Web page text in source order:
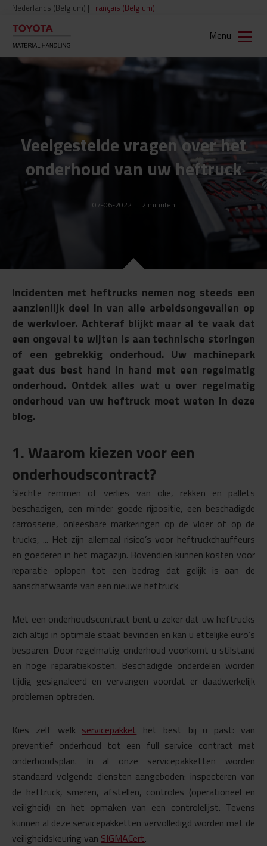
Nederlands (Belgium) | Français (Belgium)
Menu
Veelgestelde vragen over het
onderhoud van uw heftruck
07-06-2022 | 2 minuten
Incidenten met heftrucks nemen nog steeds een
aanzienlijk deel in van alle arbeidsongevallen op
de werkvloer. Achteraf blijkt maar al te vaak dat
een ongeval te wijten is aan technische storingen
of een gebrekkig onderhoud. Uw machinepark
gaat dus best hand in hand met een regelmatig
onderhoud. Ontdek alles wat u over regelmatig
onderhoud van uw heftruck moet weten in deze
blog.
1. Waarom kiezen voor een
onderhoudscontract?
Slechte remmen of verlies van olie, rekken en pallets
beschadigen, een minder goede rijpositie, een beschadigde
carrosserie, onleesbare markeringen op de vloer of op de
trucks, ... Het zijn allemaal risico’s voor heftruckchauffeurs
en goederen in het magazijn. Bovendien kunnen kosten voor
reparatie oplopen tot een bedrag dat gelijk is aan de
aanschafwaarde van een nieuwe heftruck.
Met een onderhoudscontract bent u zeker dat uw heftrucks
zich altijd in optimale staat bevinden en kan u ettelijke euro’s
besparen. Door regelmatig onderhoud voorkomt u stilstand
en hoge reparatiekosten. Beschadigde onderdelen worden
tijdig gesignaleerd en vervangen voordat er daadwerkelijk
problemen optreden.
Kies zelf welk servicepakket het best bij u past: van
preventief onderhoud tot een full service contract met
onderhoudsplan. In al onze servicepakketten worden
standaard volgende diensten aangeboden: inspecteren van
de heftruck, smeren, afstellen, controles (operationeel en
veiligheid) en het opmaken van een controlelijst. Tevens
kunnen al deze servicepakketten vervolledigd worden met de
veiligheidskeuring van SIGMACert.